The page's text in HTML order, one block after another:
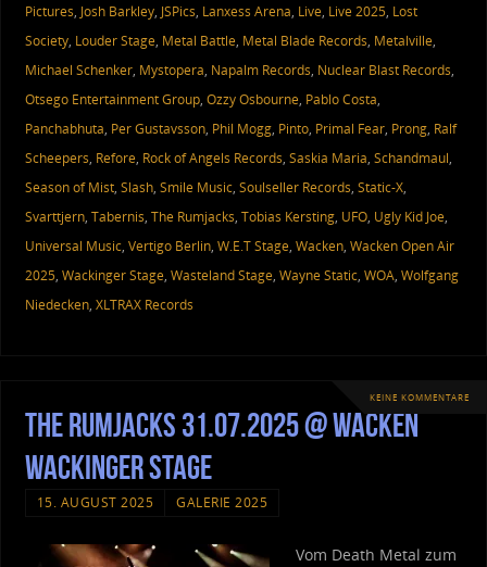
Pictures, Josh Barkley, JSPics, Lanxess Arena, Live, Live 2025, Lost
Society, Louder Stage, Metal Battle, Metal Blade Records, Metalville,
Michael Schenker, Mystopera, Napalm Records, Nuclear Blast Records,
Otsego Entertainment Group, Ozzy Osbourne, Pablo Costa,
Panchabhuta, Per Gustavsson, Phil Mogg, Pinto, Primal Fear, Prong, Ralf
Scheepers, Refore, Rock of Angels Records, Saskia Maria, Schandmaul,
Season of Mist, Slash, Smile Music, Soulseller Records, Static-X,
Svarttjern, Tabernis, The Rumjacks, Tobias Kersting, UFO, Ugly Kid Joe,
Universal Music, Vertigo Berlin, W.E.T Stage, Wacken, Wacken Open Air
2025, Wackinger Stage, Wasteland Stage, Wayne Static, WOA, Wolfgang
Niedecken, XLTRAX Records
KEINE KOMMENTARE
The Rumjacks 31.07.2025 @ Wacken
Wackinger Stage
15. AUGUST 2025 GALERIE 2025
Vom Death Metal zum